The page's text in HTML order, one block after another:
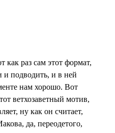
раз сам этот формат,
подводить, и в ней
нам хорошо. Вот
ветхозаветный мотив,
ну как он считает,
да, переодетого,